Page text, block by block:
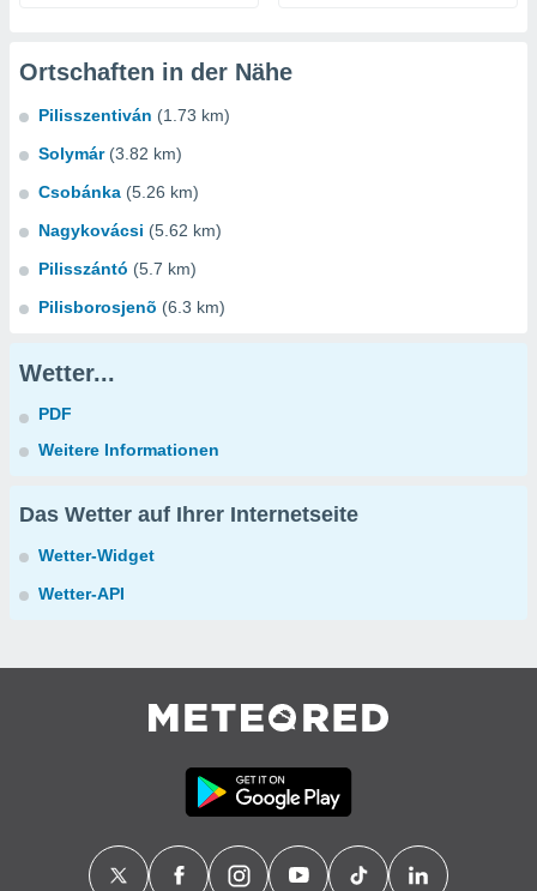
Ortschaften in der Nähe
Pilisszentiván (1.73 km)
Solymár (3.82 km)
Csobánka (5.26 km)
Nagykovácsi (5.62 km)
Pilisszántó (5.7 km)
Pilisborosjenõ (6.3 km)
Wetter...
PDF
Weitere Informationen
Das Wetter auf Ihrer Internetseite
Wetter-Widget
Wetter-API